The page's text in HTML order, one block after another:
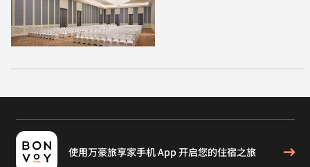
使用万豪旅享家手机 App 开启您的住宿之旅